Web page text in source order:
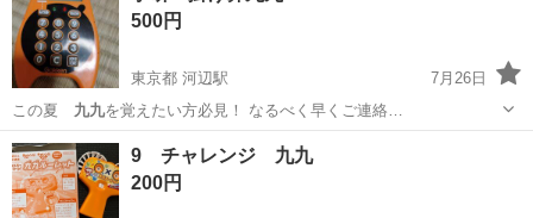
500円
東京都 河辺駅
7月26日
この夏 九九を覚えたい方必見！ なるべく早くご連絡…
東京 青梅市 キッズ用品
9 チャレンジ 九九
200円